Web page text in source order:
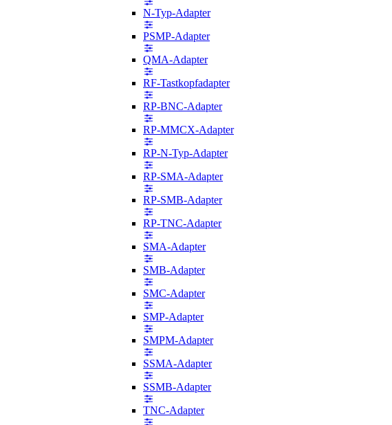
N-Typ-Adapter
PSMP-Adapter
QMA-Adapter
RF-Tastkopfadapter
RP-BNC-Adapter
RP-MMCX-Adapter
RP-N-Typ-Adapter
RP-SMA-Adapter
RP-SMB-Adapter
RP-TNC-Adapter
SMA-Adapter
SMB-Adapter
SMC-Adapter
SMP-Adapter
SMPM-Adapter
SSMA-Adapter
SSMB-Adapter
TNC-Adapter